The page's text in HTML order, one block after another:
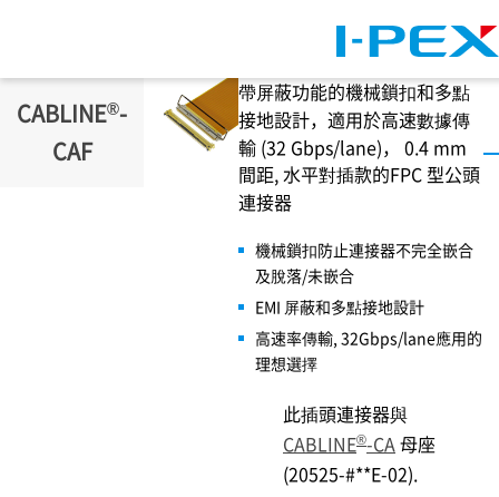
CABLINE®-
CAF
帶屏蔽功能的機械鎖扣和多點
接地設計，適用於高速數據傳
輸 (32 Gbps/lane)， 0.4 mm
間距, 水平對插款的FPC 型公頭
連接器
機械鎖扣防止連接器不完全嵌合
及脫落/未嵌合
EMI 屏蔽和多點接地設計
高速率傳輸, 32Gbps/lane應用的
理想選擇
此插頭連接器與
CABLINE®-CA母座
(20525-#**E-02).